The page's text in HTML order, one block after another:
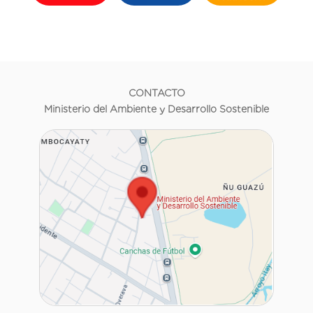
CONTACTO
Ministerio del Ambiente y Desarrollo Sostenible